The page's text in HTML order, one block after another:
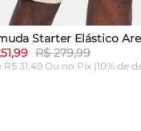
Starter Elástico
R$ 279,99
R$ 31,49 Ou no Pix (10% de